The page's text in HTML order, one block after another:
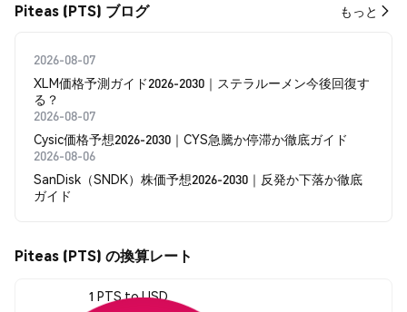
Piteas (PTS) ブログ もっと
2026-08-07
XLM価格予測ガイド2026-2030｜ステラルーメン今後回復す
る？
2026-08-07
Cysic価格予想2026-2030｜CYS急騰か停滞か徹底ガイド
2026-08-06
SanDisk（SNDK）株価予想2026-2030｜反発か下落か徹底
ガイド
Piteas (PTS) の換算レート
1 PTS to USD